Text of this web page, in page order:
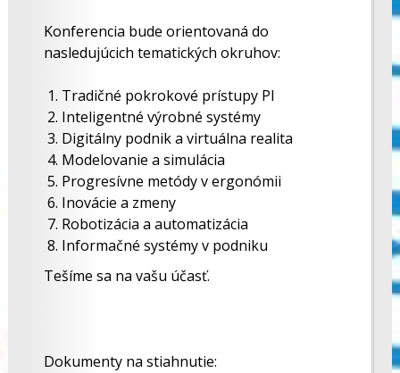
Konferencia bude orientovaná do
nasledujúcich tematických okruhov:
Tradičné pokrokové prístupy PI
Inteligentné výrobné systémy
Digitálny podnik a virtuálna realita
Modelovanie a simulácia
Progresívne metódy v ergonómii
Inovácie a zmeny
Robotizácia a automatizácia
Informačné systémy v podniku
Tešíme sa na vašu účasť.
Dokumenty na stiahnutie: